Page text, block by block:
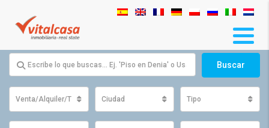
Buscar
Venta/Alquiler/Traspaso Ciudad Tipo